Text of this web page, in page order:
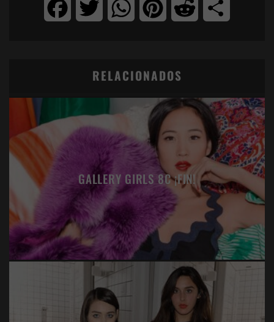
FacebookTwitter WhatsAppPinterest Reddit
RELACIONADOS
GALLERY GIRLS 8C ¡FIN!